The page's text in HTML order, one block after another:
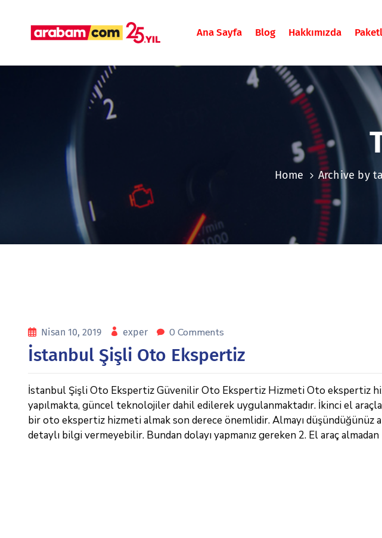
Ana Sayfa Blog Hakkımızda
Home Archive by
Nisan 10, 2019 exper 0 Comments
İstanbul Şişli Oto Ekspertiz
İstanbul Şişli Oto Ekspertiz Güvenilir Oto Ekspertiz Hizmeti Oto ekspertiz
yapılmakta, güncel teknolojiler dahil edilerek uygulanmaktadır. İkinci el
bir oto ekspertiz hizmeti almak son derece önemlidir. Almayı düşündüğünüz
detaylı bilgi vermeyebilir. Bundan dolayı yapmanız gereken 2. El araç